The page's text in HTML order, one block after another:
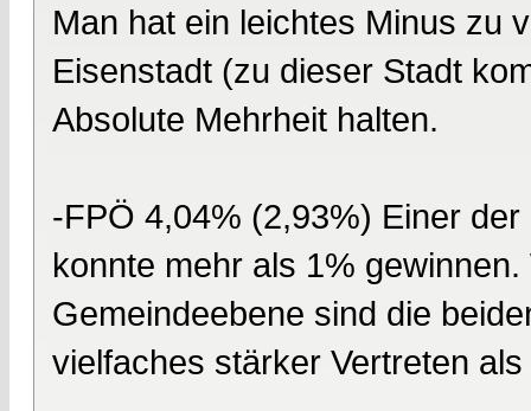
Man hat ein leichtes Minus zu
Eisenstadt (zu dieser Stadt
Absolute Mehrheit halten.
-FPÖ 4,04% (2,93%) Einer
konnte mehr als 1%
Gemeindeebene sind die
vielfaches stärker Vertreten